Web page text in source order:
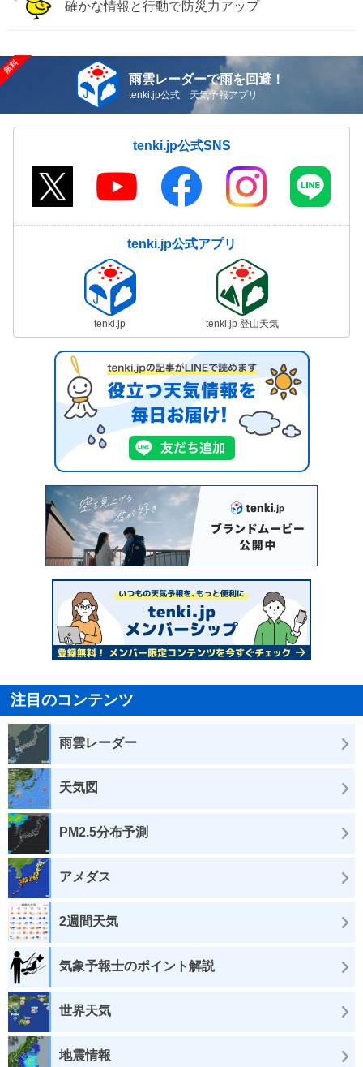
確かな情報と行動で防災力アップ
雨雲レーダーで雨を回避！
tenki.jp公式 天気予報アプリ
tenki.jp公式SNS
tenki.jp公式アプリ
tenki.jp tenki.jp 登山天気
注目のコンテンツ
雨雲レーダー
天気図
PM2.5分布予測
アメダス
2週間天気
気象予報士のポイント解説
世界天気
地震情報